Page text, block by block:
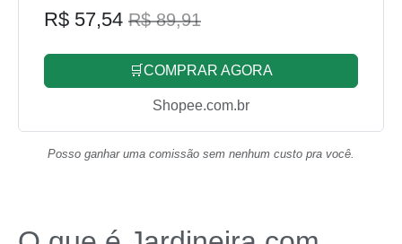
R$ 57,54 R$ 89,91
🛒COMPRAR AGORA
Shopee.com.br
Posso ganhar uma comissão sem nenhum custo pra você.